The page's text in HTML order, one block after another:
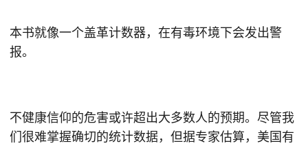
本书就像一个盖革计数器，在有毒环境下会发出警
报。
不健康信仰的危害或许超出大多数人的预期。尽管我
们很难掌握确切的统计数据，但据专家估算，美国有